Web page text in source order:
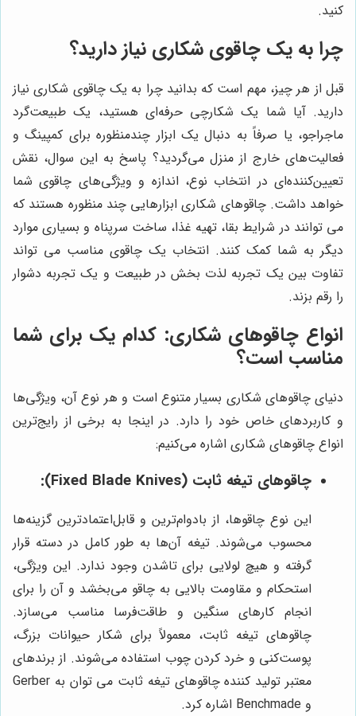
کنید.
چرا به یک چاقوی شکاری نیاز دارید؟
قبل از هر چیز، مهم است که بدانید چرا به یک چاقوی شکاری نیاز
دارید. آیا شما یک شکارچی حرفه‌ای هستید، یک طبیعت‌گرد
ماجراجو، یا صرفاً به دنبال یک ابزار چندمنظوره برای کمپینگ و
فعالیت‌های خارج از منزل می‌گردید؟ پاسخ به این سوال، نقش
تعیین‌کننده‌ای در انتخاب نوع، اندازه و ویژگی‌های چاقوی شما
خواهد داشت. چاقوهای شکاری ابزارهایی چند منظوره هستند که
می توانند در شرایط بقا، تهیه غذا، ساخت سرپناه و بسیاری موارد
دیگر به شما کمک کنند. انتخاب یک چاقوی مناسب می تواند
تفاوت بین یک تجربه لذت بخش در طبیعت و یک تجربه دشوار
را رقم بزند.
انواع چاقوهای شکاری: کدام یک برای شما
مناسب است؟
دنیای چاقوهای شکاری بسیار متنوع است و هر نوع آن، ویژگی‌ها
و کاربردهای خاص خود را دارد. در اینجا به برخی از رایج‌ترین
انواع چاقوهای شکاری اشاره می‌کنیم:
چاقوهای تیغه ثابت (Fixed Blade Knives):
این نوع چاقوها، از بادوام‌ترین و قابل‌اعتمادترین گزینه‌ها
محسوب می‌شوند. تیغه آن‌ها به طور کامل در دسته قرار
گرفته و هیچ لولایی برای تاشدن وجود ندارد. این ویژگی،
استحکام و مقاومت بالایی به چاقو می‌بخشد و آن را برای
انجام کارهای سنگین و طاقت‌فرسا مناسب می‌سازد.
چاقوهای تیغه ثابت، معمولاً برای شکار حیوانات بزرگ،
پوست‌کنی و خرد کردن چوب استفاده می‌شوند. از برندهای
معتبر تولید کننده چاقوهای تیغه ثابت می توان به Gerber
و Benchmade اشاره کرد.